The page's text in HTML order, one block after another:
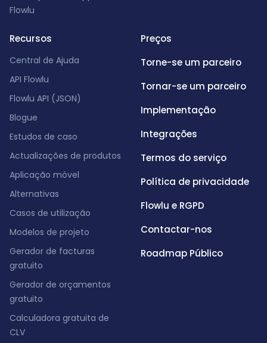
Flowlu
Recursos
Central de Ajuda
API Flowlu
Flowlu API (JSON)
Blogue
Estudos de caso
Actualizações de produtos
Aplicação móvel
Alternativas
Casos de utilização
Modelos de projeto
Gerador de facturas
gratuito
Gerador de orçamentos
gratuito
Calculadora gratuita de
CLV
Preços
Torne-se um parceiro
Tornar-se um parceiro
Implementação
Integrações
Termos do serviço
Política de privacidade
Flowlu e RGPD
Contactar-nos
Roadmap Público